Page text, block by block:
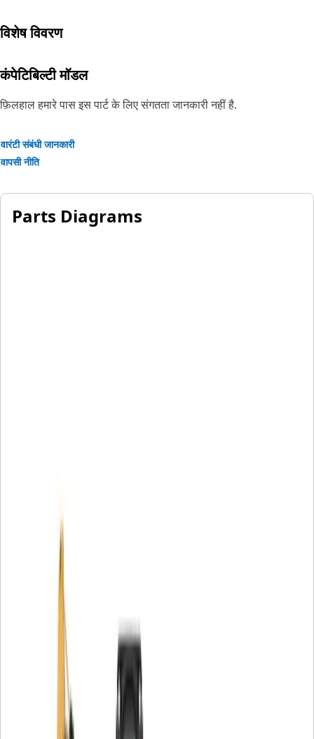
विशेष विवरण
कंपेटिबिल्टी मॉडल
फ़िलहाल हमारे पास इस पार्ट के लिए संगतता जानकारी नहीं है.
वारंटी संबंधी जानकारी
वापसी नीति
Parts Diagrams